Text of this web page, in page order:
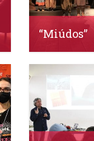
“Miúdos”
IDS, 30 Março,